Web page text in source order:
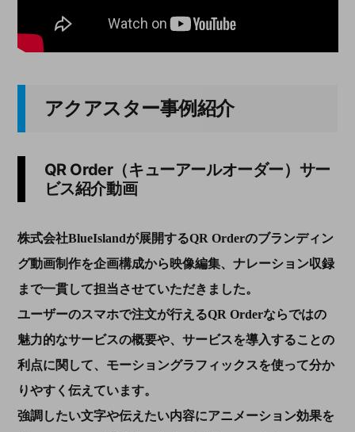
アクアスター事例紹介
QR Order（キューアールオーダー）サー
ビス紹介動画
株式会社BlueIslandが展開するQR Orderのブランディン
グ動画制作を企画構成から映像編集、ナレーション収録
まで一貫して担当させていただきました。
ユーザーのスマホで注文が行えるQR Orderならではの
魅力的なサービスの概要や、サービスを導入することの
利点に関して、モーショングラフィックスを使って分か
りやすく伝えています。
強調したい文字や伝えたい内容にアニメーション効果を